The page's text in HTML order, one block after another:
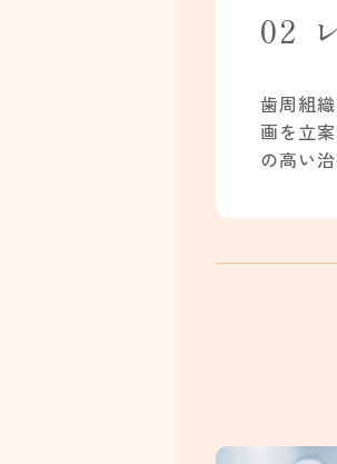
02
歯周組
画を立
の高い